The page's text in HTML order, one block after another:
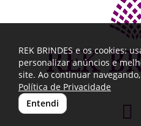
REK BRINDES e os cookies:
personalizar anúncios e
site. Ao continuar
Política de Privacidade
Entendi